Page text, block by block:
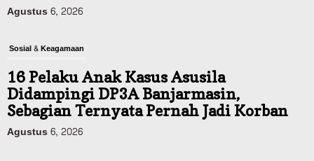
Agustus 6, 2026
Sosial & Keagamaan
16 Pelaku Anak Kasus Asusila
Didampingi DP3A Banjarmasin,
Sebagian Ternyata Pernah Jadi Korban
Agustus 6, 2026